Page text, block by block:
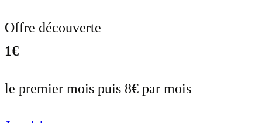
Offre découverte
1€
le premier mois puis 8€ par mois